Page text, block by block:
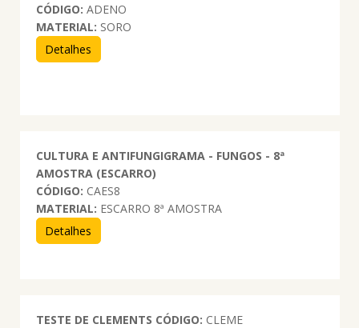
CÓDIGO: ADENO
MATERIAL: SORO
Detalhes
CULTURA E ANTIFUNGIGRAMA - FUNGOS - 8ª
AMOSTRA (ESCARRO)
CÓDIGO: CAES8
MATERIAL: ESCARRO 8ª AMOSTRA
Detalhes
TESTE DE CLEMENTS CÓDIGO: CLEME